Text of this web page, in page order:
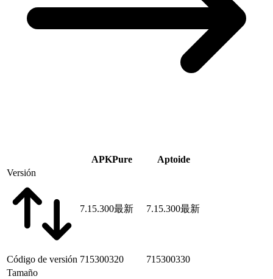
APKPure
Aptoide
Versión
7.15.300最新 7.15.300最新
Código de versión 715300320
715300330
Tamaño